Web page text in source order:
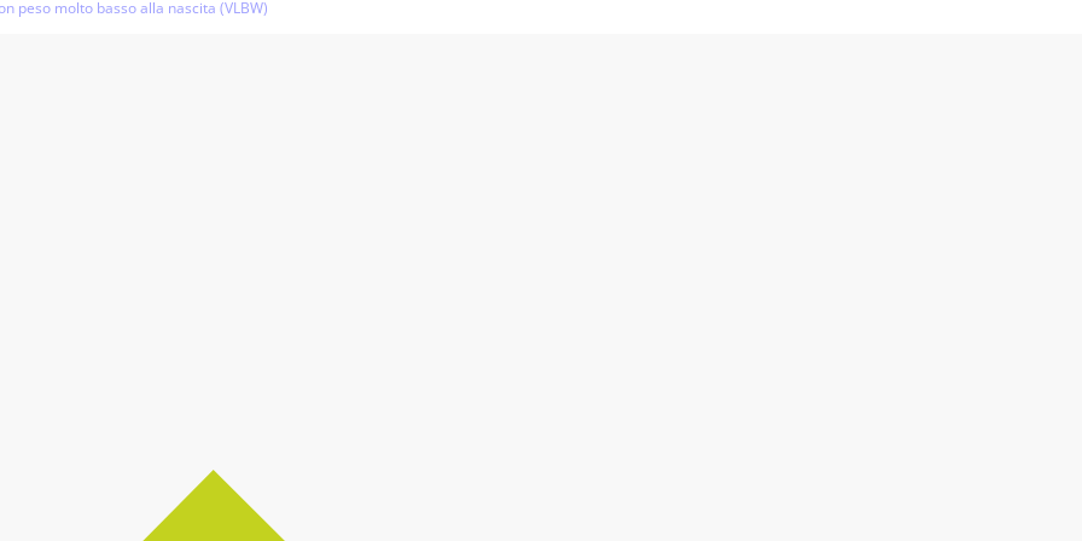
peso molto basso alla nascita (VLBW)